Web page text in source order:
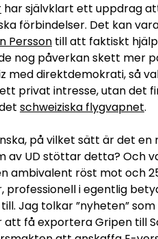
har självklart ett uppdrag
förbindelser. Det kan
Persson till att faktiskt
nog påverkan skett mer
med direktdemokrati, så
privat intresse, utan det
schweiziska flygvapnet.
på vilket sätt är det
av UD stöttar detta? Och
ambivalent röst mot och
professionell i egentlig
Jag tolkar ”nyheten”
att få exportera Gripen till